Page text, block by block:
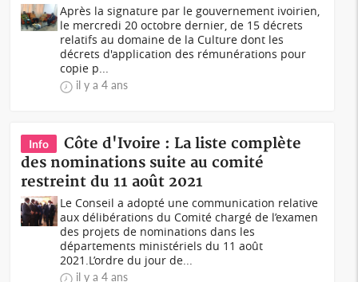
Après la signature par le gouvernement ivoirien,
le mercredi 20 octobre dernier, de 15 décrets
relatifs au domaine de la Culture dont les
décrets d'application des rémunérations pour
copie p...
il y a 4 ans
Info
Côte d'Ivoire : La liste complète
des nominations suite au comité
restreint du 11 août 2021
Le Conseil a adopté une communication relative
aux délibérations du Comité chargé de l’examen
des projets de nominations dans les
départements ministériels du 11 août
2021.L’ordre du jour de...
il y a 4 ans